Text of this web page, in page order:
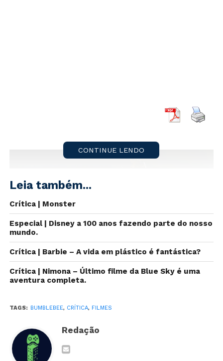
O que você espera ao dar “play” em um filme da
Explosões, faíscas, explosões, um enredo confuso,
explosões, lutas entre grandes robôs e tudo
acompanhado de explosões, claro.
CONTINUE LENDO
Leia também...
Crítica | Monster
Especial | Disney a 100 anos fazendo parte do nosso
mundo.
Crítica | Barbie – A vida em plástico é fantástica?
Crítica | Nimona – Último filme da Blue Sky é uma
aventura completa.
TAGS: BUMBLEBEE, CRÍTICA, FILMES
Redação